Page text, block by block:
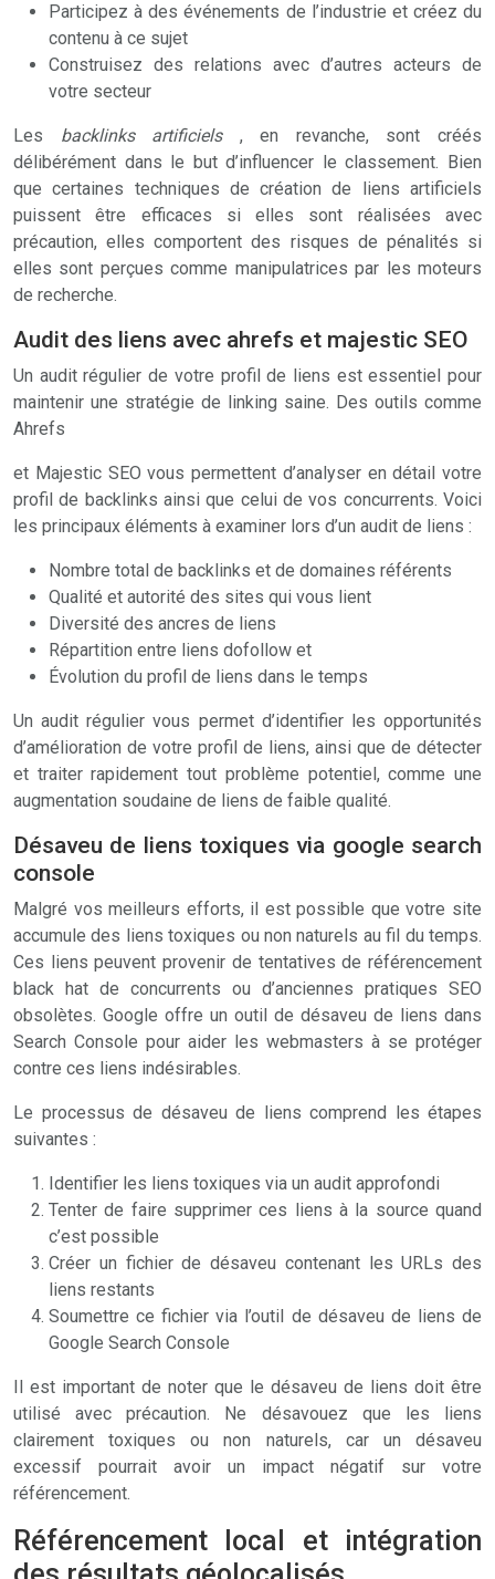
Participez à des événements de l’industrie et créez du
contenu à ce sujet
Construisez des relations avec d’autres acteurs de
votre secteur
Les backlinks artificiels , en revanche, sont créés
délibérément dans le but d’influencer le classement. Bien
que certaines techniques de création de liens artificiels
puissent être efficaces si elles sont réalisées avec
précaution, elles comportent des risques de pénalités si
elles sont perçues comme manipulatrices par les moteurs
de recherche.
Audit des liens avec ahrefs et majestic SEO
Un audit régulier de votre profil de liens est essentiel pour
maintenir une stratégie de linking saine. Des outils comme
Ahrefs
et Majestic SEO vous permettent d’analyser en détail votre
profil de backlinks ainsi que celui de vos concurrents. Voici
les principaux éléments à examiner lors d’un audit de liens :
Nombre total de backlinks et de domaines référents
Qualité et autorité des sites qui vous lient
Diversité des ancres de liens
Répartition entre liens dofollow et
Évolution du profil de liens dans le temps
Un audit régulier vous permet d’identifier les opportunités
d’amélioration de votre profil de liens, ainsi que de détecter
et traiter rapidement tout problème potentiel, comme une
augmentation soudaine de liens de faible qualité.
Désaveu de liens toxiques via google search
console
Malgré vos meilleurs efforts, il est possible que votre site
accumule des liens toxiques ou non naturels au fil du temps.
Ces liens peuvent provenir de tentatives de référencement
black hat de concurrents ou d’anciennes pratiques SEO
obsolètes. Google offre un outil de désaveu de liens dans
Search Console pour aider les webmasters à se protéger
contre ces liens indésirables.
Le processus de désaveu de liens comprend les étapes
suivantes :
Identifier les liens toxiques via un audit approfondi
Tenter de faire supprimer ces liens à la source quand
c’est possible
Créer un fichier de désaveu contenant les URLs des
liens restants
Soumettre ce fichier via l’outil de désaveu de liens de
Google Search Console
Il est important de noter que le désaveu de liens doit être
utilisé avec précaution. Ne désavouez que les liens
clairement toxiques ou non naturels, car un désaveu
excessif pourrait avoir un impact négatif sur votre
référencement.
Référencement local et intégration